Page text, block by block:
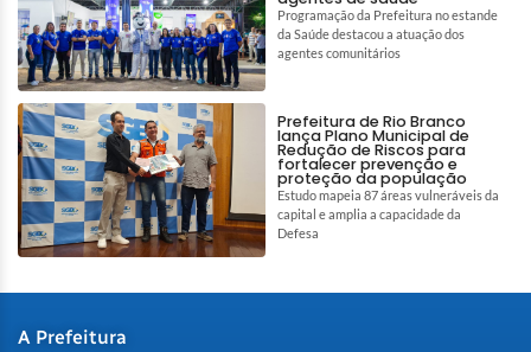
Programação da Prefeitura no estande
da Saúde destacou a atuação dos
agentes comunitários
Prefeitura de Rio Branco
lança Plano Municipal de
Redução de Riscos para
fortalecer prevenção e
proteção da população
Estudo mapeia 87 áreas vulneráveis da
capital e amplia a capacidade da
Defesa
A Prefeitura